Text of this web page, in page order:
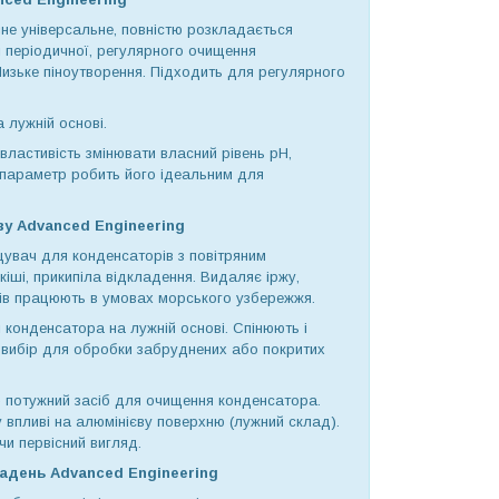
універсальне, повністю розкладається
регулярного очищення
піноутворення. Підходить для регулярного
основі.
змінювати власний рівень рН,
параметр робить його ідеальним для
Advanced Engineering
для конденсаторів з повітряним
прикипіла відкладення. Видаляє іржу,
працюють в умовах морського узбережжя.
на лужній основі. Спінюють і
для обробки забруднених або покритих
потужний засіб для очищення конденсатора.
на алюмінієву поверхню (лужний склад).
первісний вигляд.
Advanced Engineering